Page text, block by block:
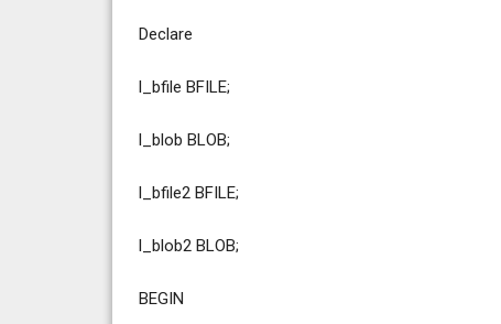
Declare
l_bfile BFILE;
l_blob BLOB;
l_bfile2 BFILE;
l_blob2 BLOB;
BEGIN